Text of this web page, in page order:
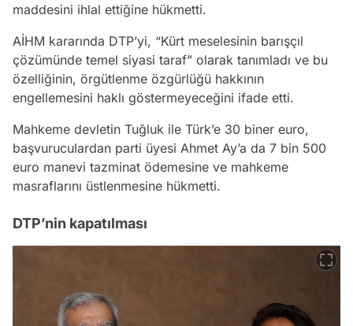
maddesini ihlal ettiğine hükmetti.
AİHM kararında DTP’yi, “Kürt meselesinin barışçıl
çözümünde temel siyasi taraf” olarak tanımladı ve bu
özelliğinin, örgütlenme özgürlüğü hakkının
engellemesini haklı göstermeyeceğini ifade etti.
Mahkeme devletin Tuğluk ile Türk’e 30 biner euro,
başvuruculardan parti üyesi Ahmet Ay’a da 7 bin 500
euro manevi tazminat ödemesine ve mahkeme
masraflarını üstlenmesine hükmetti.
DTP’nin kapatılması